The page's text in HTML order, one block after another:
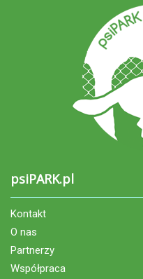
psiPARK.pl
Kontakt
O nas
Partnerzy
Współpraca